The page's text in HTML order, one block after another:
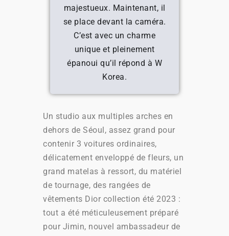
majestueux. Maintenant, il
se place devant la caméra.
C’est avec un charme
unique et pleinement
épanoui qu’il répond à W
Korea.
Un studio aux multiples arches en
dehors de Séoul, assez grand pour
contenir 3 voitures ordinaires,
délicatement enveloppé de fleurs, un
grand matelas à ressort, du matériel
de tournage, des rangées de
vêtements Dior collection été 2023 :
tout a été méticuleusement préparé
pour Jimin, nouvel ambassadeur de